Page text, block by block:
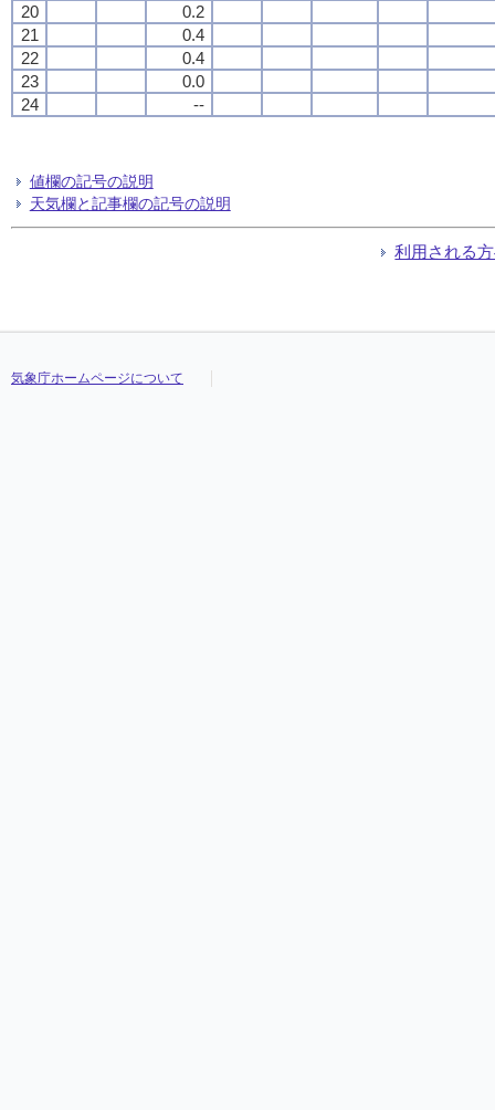
20
0.2
21
0.4
22
0.4
23
0.0
24
--
値欄の記号の説明
天気欄と記事欄の記号の説明
利用される
気象庁ホームページについて